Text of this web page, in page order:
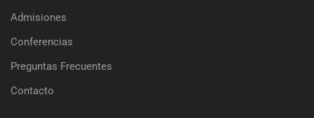
Admisiones
Conferencias
Preguntas Frecuentes
Contacto